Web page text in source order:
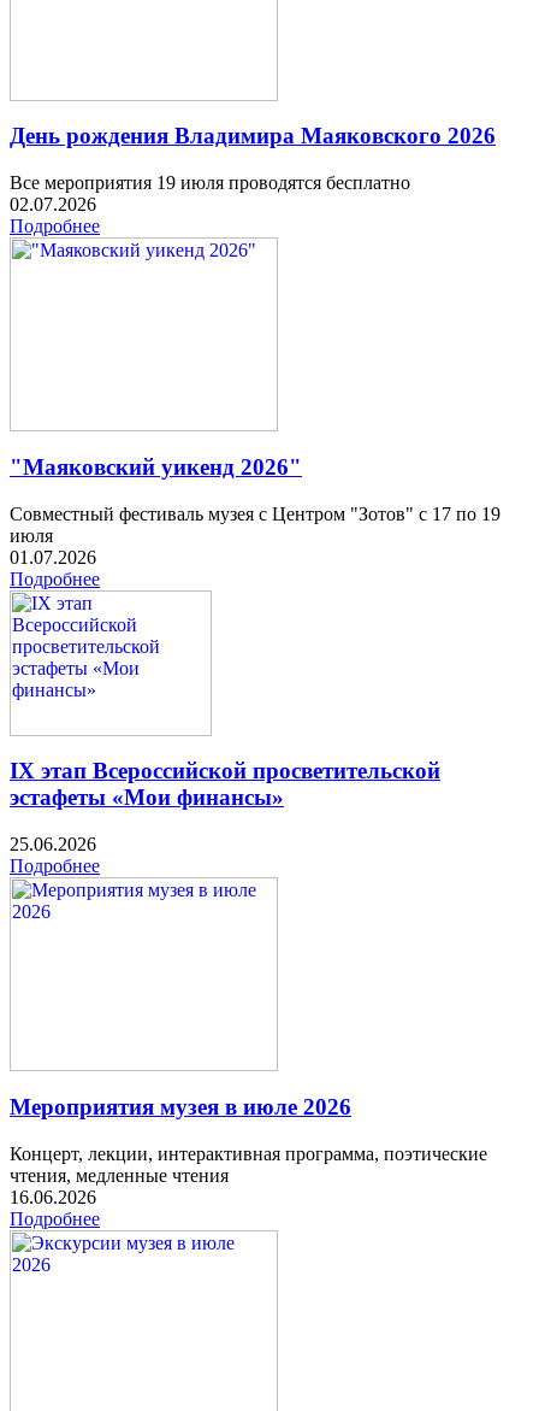
День рождения Владимира Маяковского 2026
Все мероприятия 19 июля проводятся бесплатно
02.07.2026
Подробнее
"Маяковский уикенд 2026"
Совместный фестиваль музея с Центром "Зотов" с 17 по 19
июля
01.07.2026
Подробнее
IX этап Всероссийской просветительской
эстафеты «Мои финансы»
25.06.2026
Подробнее
Мероприятия музея в июле 2026
Концерт, лекции, интерактивная программа, поэтические
чтения, медленные чтения
16.06.2026
Подробнее